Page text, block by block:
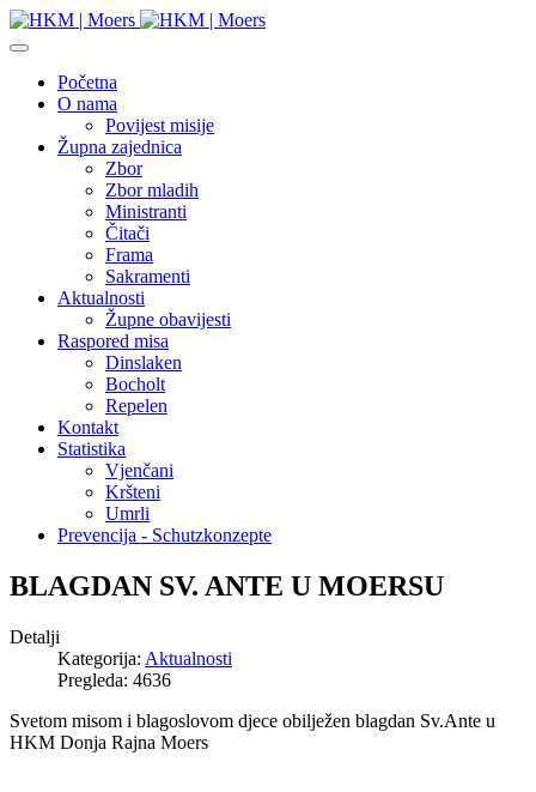
Početna
O nama
Povijest misije
Župna zajednica
Zbor
Zbor mladih
Ministranti
Čitači
Frama
Sakramenti
Aktualnosti
Župne obavijesti
Raspored misa
Dinslaken
Bocholt
Repelen
Kontakt
Statistika
Vjenčani
Kršteni
Umrli
Prevencija - Schutzkonzepte
BLAGDAN SV. ANTE U MOERSU
Detalji
Kategorija: Aktualnosti
Pregleda: 4636
Svetom misom i blagoslovom djece obilježen blagdan Sv.Ante u
HKM Donja Rajna Moers